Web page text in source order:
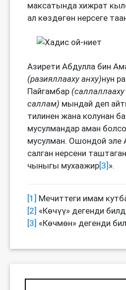
максатында хижрат
ал көздөгөн нерсеге
Азирети Абдулла бин
(разияллааху анху)нун
Пайгамбар
саллам) мындай деп
тилинен жана колунан
мусулмандар аман
мусулман. Ошондой эле
салган нерсени
чыныгы мухаажир[3] ».
[1] Мечиттеги имам
[2] «Көчүү» дегенди
[3] «Көчмөн» дегенди